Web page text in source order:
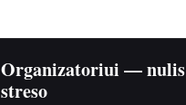
Organizatoriui — nulis
streso